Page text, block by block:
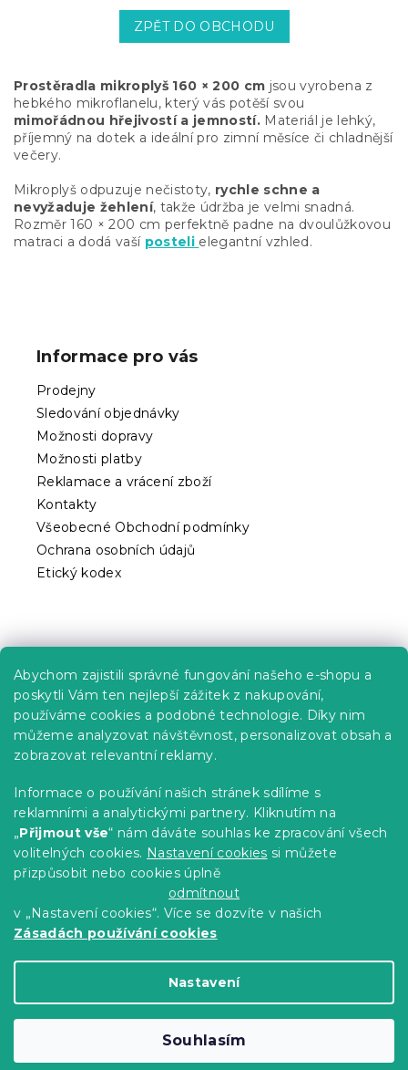
Abychom zajistili správné fungování našeho e-shopu a
poskytli Vám ten nejlepší zážitek z nakupování,
používáme cookies a podobné technologie. Díky nim
můžeme analyzovat návštěvnost, personalizovat obsah a
zobrazovat relevantní reklamy.
Informace o používání našich stránek sdílíme s
reklamními a analytickými partnery. Kliknutím na
„Přijmout vše“ nám dáváte souhlas ke zpracování všech
volitelných cookies. Nastavení cookies si můžete
přizpůsobit nebo cookies úplně
odmítnout
v „Nastavení cookies“. Více se dozvíte v našich
Zásadách používání cookies
Nastavení
Souhlasím
ZPĚT DO OBCHODU
Prostěradla mikroplyš 160 × 200 cm jsou vyrobena z
hebkého mikroflanelu, který vás potěší svou
mimořádnou hřejivostí a jemností. Materiál je lehký,
příjemný na dotek a ideální pro zimní měsíce či chladnější
večery.
Mikroplyš odpuzuje nečistoty, rychle schne a
nevyžaduje žehlení, takže údržba je velmi snadná.
Rozměr 160 × 200 cm perfektně padne na dvoulůžkovou
matraci a dodá vaší posteli elegantní vzhled.
Informace pro vás
Prodejny
Sledování objednávky
Možnosti dopravy
Možnosti platby
Reklamace a vrácení zboží
Kontakty
Všeobecné Obchodní podmínky
Ochrana osobních údajů
Etický kodex
Kariéra
Poptávky a B2B spolupráce
Proč se u nás registrovat?
Věrnostní program - Sleva až 10 %
Návody
Tabulky velikostí
Blog
Copyright 2026Výprodej povlečení. Všechna
práva vyhrazena.Upravit nastavení cookies